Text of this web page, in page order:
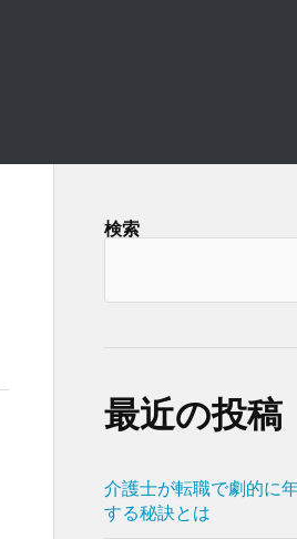
検索
最近の投稿
介護士が転職で劇的に
する秘訣とは